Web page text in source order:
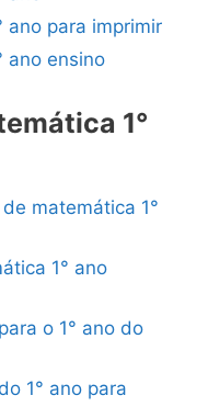
ano para imprimir
ano ensino
1°
matemática 1°
1° ano
o 1° ano do
1° ano para